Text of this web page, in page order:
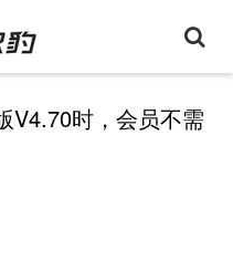
V4.70时，会员不需